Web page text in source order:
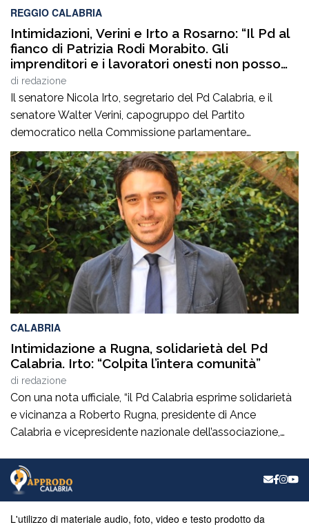
REGGIO CALABRIA
Intimidazioni, Verini e Irto a Rosarno: “Il Pd al
fianco di Patrizia Rodi Morabito. Gli
imprenditori e i lavoratori onesti non posso
essere lasciati da soli”
di redazione
Il senatore Nicola Irto, segretario del Pd Calabria, e il
senatore Walter Verini, capogruppo del Partito
democratico nella Commissione parlamentare
Antimafia, hanno fatto visita a Patrizia Rodi Morabito,
imprenditrice agricola di Rosarno (Rc) la cui azienda è
stata più volte colpita da incendi, furti e danneggiamenti.
L’ultimo grave episodio si è verificato nei giorni scorsi […]
CALABRIA
Intimidazione a Rugna, solidarietà del Pd
Calabria. Irto: “Colpita l’intera comunità”
di redazione
Con una nota ufficiale, “il Pd Calabria esprime solidarietà
e vicinanza a Roberto Rugna, presidente di Ance
Calabria e vicepresidente nazionale dell’associazione,
azienda a Schiavonea (Cs), dove sono stati
pesantemente danneggiati alcuni mezzi meccanici”. Il
segretario regionale del partito, il senatore Nicola Irto,
condanna […]
L'utilizzo di materiale audio, foto, video e testo prodotto da